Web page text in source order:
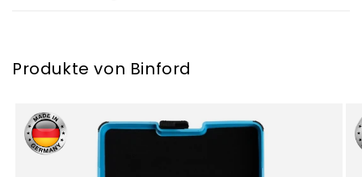
Produkte von Binford